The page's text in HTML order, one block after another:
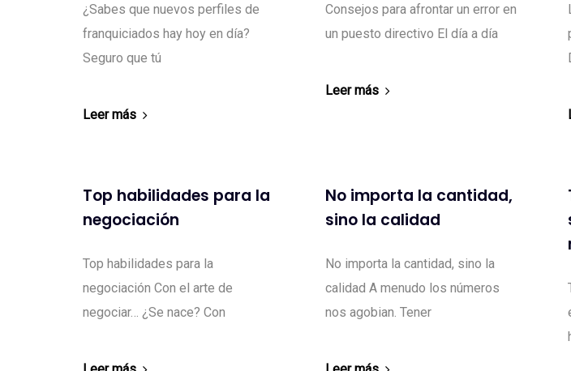
¿Sabes que nuevos perfiles de
franquiciados hay hoy en día?
Seguro que tú
Leer más
Consejos para afrontar un error en
un puesto directivo El día a día
Leer más
Top habilidades para la
negociación
Top habilidades para la
negociación Con el arte de
negociar… ¿Se nace? Con
No importa la cantidad,
sino la calidad
No importa la cantidad, sino la
calidad A menudo los números
nos agobian. Tener